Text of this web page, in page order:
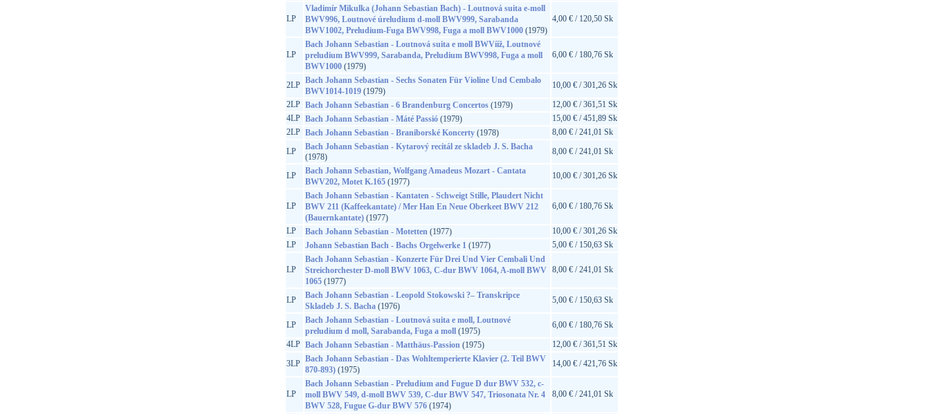
LP
Vladimír Mikulka (Johann Sebastian Bach) - Loutnová suita e-moll
BWV996, Loutnové úreludium d-moll BWV999, Sarabanda
BWV1002, Preludium-Fuga BWV998, Fuga a moll BWV1000(1979)
4,00 € / 120,50 Sk
LP
Bach Johann Sebastian - Loutnová suita e moll BWVííž, Loutnové
preludium BWV999, Sarabanda, Preludium BWV998, Fuga a moll
BWV1000(1979)
6,00 € / 180,76 Sk
2LP Bach Johann Sebastian - Sechs Sonaten Für Violine Und Cembalo
BWV1014-1019(1979)
10,00 € / 301,26 Sk
2LP Bach Johann Sebastian - 6 Brandenburg Concertos(1979)
12,00 € / 361,51 Sk
4LP Bach Johann Sebastian - Máté Passió(1979)
15,00 € / 451,89 Sk
2LP Bach Johann Sebastian - Braniborské Koncerty(1978)
8,00 € / 241,01 Sk
LP
Bach Johann Sebastian - Kytarový recitál ze skladeb J. S. Bacha
(1978)
8,00 € / 241,01 Sk
LP
Bach Johann Sebastian, Wolfgang Amadeus Mozart - Cantata
BWV202, Motet K.165(1977)
10,00 € / 301,26 Sk
LP
Bach Johann Sebastian - Kantaten - Schweigt Stille, Plaudert Nicht
BWV 211 (Kaffeekantate) / Mer Han En Neue Oberkeet BWV 212
(Bauernkantate)(1977)
6,00 € / 180,76 Sk
LP Bach Johann Sebastian - Motetten(1977)
10,00 € / 301,26 Sk
LP
Johann Sebastian Bach - Bachs Orgelwerke 1(1977) 5,00 € / 150,63 Sk
LP
Bach Johann Sebastian - Konzerte Für Drei Und Vier Cembali Und
Streichorchester D-moll BWV 1063, C-dur BWV 1064, A-moll BWV
1065(1977)
8,00 € / 241,01 Sk
LP
Bach Johann Sebastian - Leopold Stokowski ?– Transkripce
Skladeb J. S. Bacha(1976)
5,00 € / 150,63 Sk
LP
Bach Johann Sebastian - Loutnová suita e moll, Loutnové
preludium d moll, Sarabanda, Fuga a moll(1975)
6,00 € / 180,76 Sk
4LP Bach Johann Sebastian - Matthäus-Passion(1975)
12,00 € / 361,51 Sk
3LP Bach Johann Sebastian - Das Wohltemperierte Klavier (2. Teil BWV
870-893)(1975)
14,00 € / 421,76 Sk
LP
Bach Johann Sebastian - Preludium and Fugue D dur BWV 532, c-
moll BWV 549, d-moll BWV 539, C-dur BWV 547, Triosonata Nr. 4
BWV 528, Fugue G-dur BWV 576(1974)
8,00 € / 241,01 Sk